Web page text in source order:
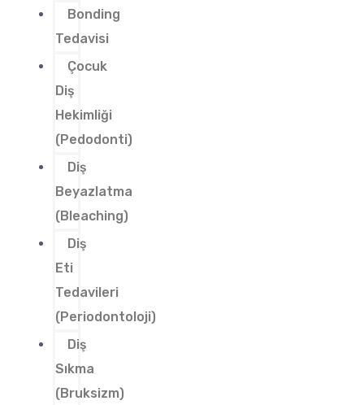
Bonding
Tedavisi
Çocuk
Diş
Hekimliği
(Pedodonti)
Diş
Beyazlatma
(Bleaching)
Diş
Eti
Tedavileri
(Periodontoloji)
Diş
Sıkma
(Bruksizm)